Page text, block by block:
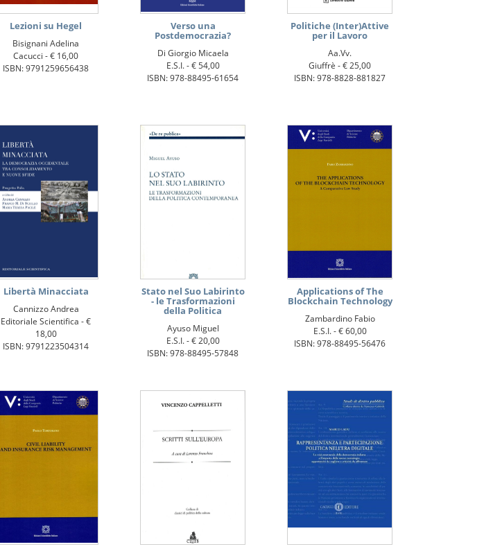
Lezioni su Hegel
Bisignani Adelina
Cacucci -€ 16,00
ISBN: 9791259656438
Verso una
Postdemocrazia?
Di Giorgio Micaela
E.S.I. -€ 54,00
ISBN: 978-88495-61654
Politiche (Inter)Attive
per il Lavoro
Aa.Vv.
Giuffrè -€ 25,00
ISBN: 978-8828-881827
Libertà Minacciata
Cannizzo Andrea
Editoriale Scientifica -€
18,00
ISBN: 9791223504314
Stato nel Suo Labirinto
- le Trasformazioni
della Politica
Ayuso Miguel
E.S.I. -€ 20,00
ISBN: 978-88495-57848
Applications of The
Blockchain Technology
Zambardino Fabio
E.S.I. -€ 60,00
ISBN: 978-88495-56476